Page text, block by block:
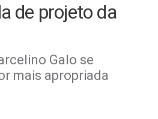
de projeto da
Galo se
mais apropriada